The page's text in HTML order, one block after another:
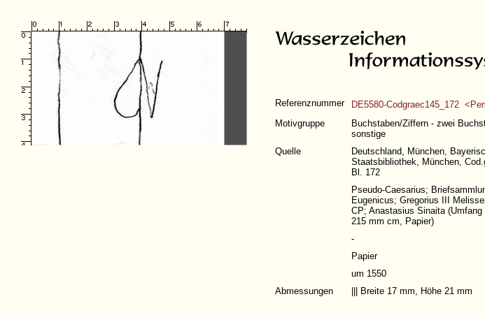
Referenznummer
DE5580-Codgraec145_172
Motivgruppe
Buchstaben/Ziffern - zwei
sonstige
Quelle
Deutschland, München,
Staatsbibliothek, München,
Bl. 172
Pseudo-Caesarius;
Eugenicus; Gregorius III
CP; Anastasius Sinaita (Umfang
215 mm cm, Papier)
-
Papier
um 1550
Abmessungen
||| Breite 17 mm, Höhe 21 mm